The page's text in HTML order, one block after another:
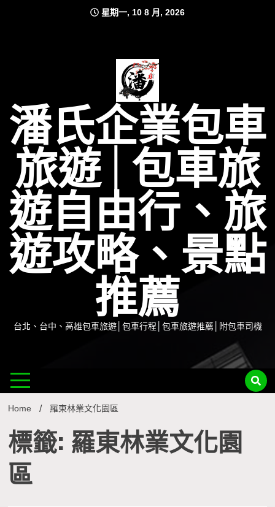
星期一, 10 8 月, 2026
潘氏企業包車
旅遊│包車旅
遊自由行、旅
遊攻略、景點
推薦
台北、台中、高雄包車旅遊│包車行程│包車旅遊推薦│附包車司機
Home 羅東林業文化園區
標籤: 羅東林業文化園
區